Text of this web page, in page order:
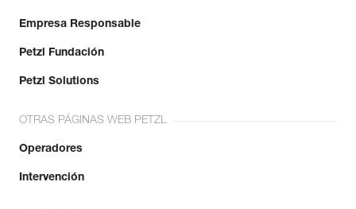
Empresa Responsable
Petzl Fundación
Petzl Solutions
OTRAS PÁGINAS WEB PETZL
Operadores
Intervención